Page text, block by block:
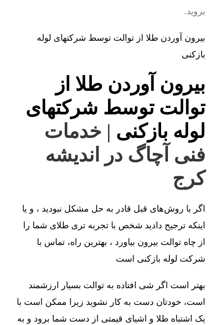
بروید.
بیرون آوردن طلا از توالت توسط شرکتهای لوله
بازکنی
بیرون آوردن طلا از
توالت توسط شرکتهای
لوله بازکنی | خدمات
فنی آچاگ در اندیشه
کرج
اگر با روش‌های قبل قادر به حل مشکل نبودید ، و یا
اینکه ترجیح دادید شخص با تجربه تری طلای شما را
از چاه توالت بیرون بیاورد ، بهترین راه، تماس با
شرکت لوله بازکنی است
بهتر است اگر شی افتاده به توالت بسیار ارزشمند
است، خودتان دست به کار نشوید زیرا ممکن است با
یک اشتباه طلا و اشیای قیمتی از دست شما برود و به